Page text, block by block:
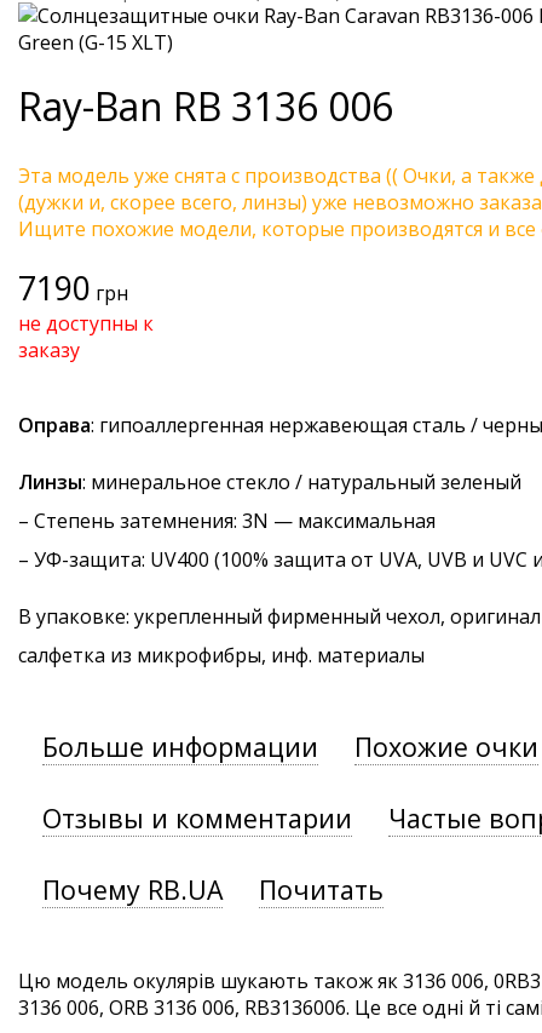
Ray-Ban RB 3136 006
Эта модель уже снята с производства (( Очки, а
(дужки и, скорее всего, линзы) уже невозможно
Ищите похожие модели, которые производятся и
7190 грн
не доступны к
заказу
Оправа: гипоаллергенная нержавеющая сталь /
Линзы: минеральное стекло / натуральный зеленый
– Степень затемнения: 3N — максимальная
– УФ-защита: UV400 (100% защита от UVA, UVB и UVC
В упаковке: укрепленный фирменный чехол,
салфетка из микрофибры, инф. материалы
Больше информации Похожие очки
Отзывы и комментарии Частые
Почему RB.UA Почитать
Цю модель окулярів шукають також як 3136 006,
3136 006, ORB 3136 006, RB3136006. Це все одні й ті